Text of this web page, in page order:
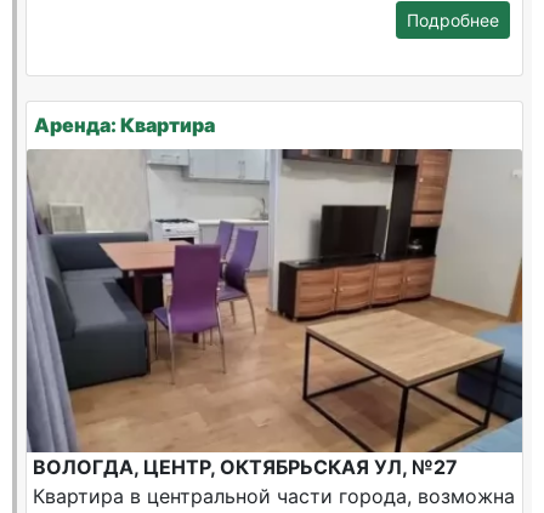
Подробнее
Аренда: Квартира
ВОЛОГДА, ЦЕНТР, ОКТЯБРЬСКАЯ УЛ, №27
Квартира в центральной части города, возможна